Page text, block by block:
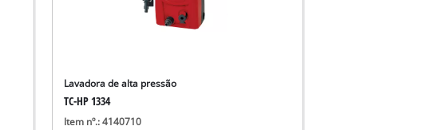
Lavadora de alta pressão
TC-HP 1334
Item nº.: 4140710